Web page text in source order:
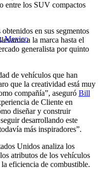
entre los SUV compactos
en sus segmentos
a la marca hasta el
generalista por quinto
de vehículos que han
que la creatividad está muy
compañía”, aseguró Bill
de Cliente en
diseñar y construir
desarrollando este
más inspiradores”.
Unidos analiza los
atributos de los vehículos
eficiencia de combustible.